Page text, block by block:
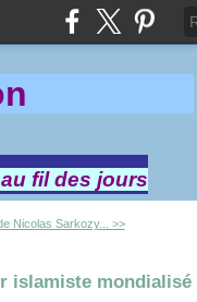
fil des jours
Nicolas Sarkozy... >>
islamiste mondialisé